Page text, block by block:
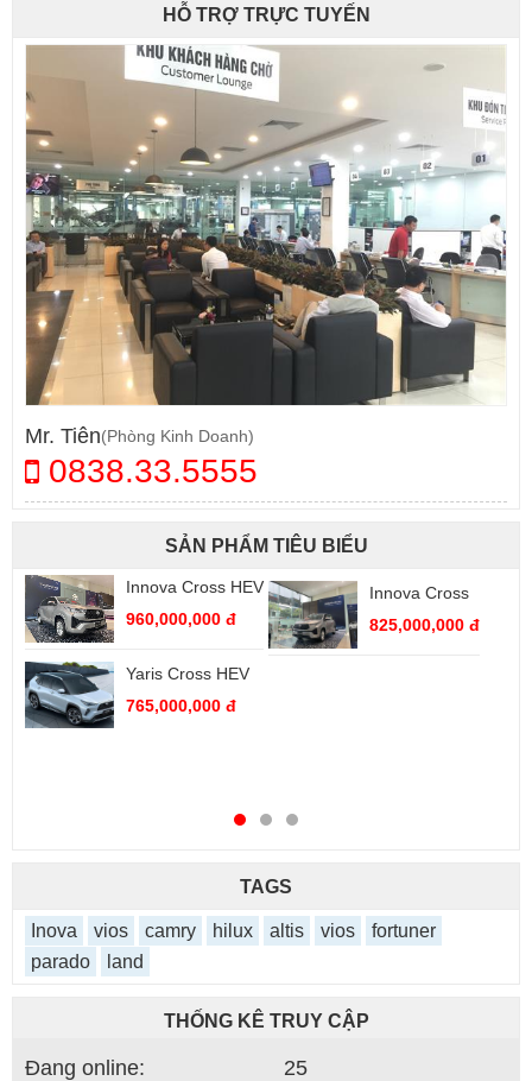
HỖ TRỢ TRỰC TUYẾN
Mr. Tiên(Phòng Kinh Doanh)
0838.33.5555
SẢN PHẨM TIÊU BIỂU
Innova Cross
825,000,000 đ
Yaris Cross
650,000,000 đ
TAGS
Inova vios camry hilux altis vios
fortuner
parado
land
THỐNG KÊ TRUY CẬP
Đang online: 25